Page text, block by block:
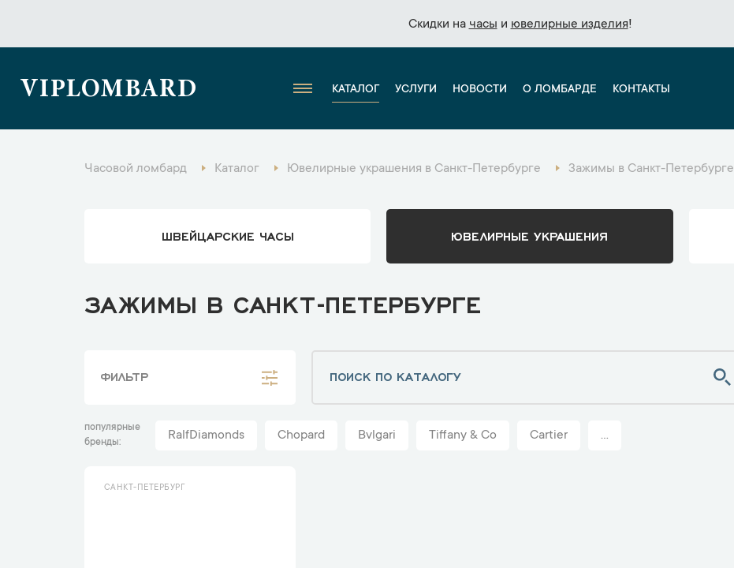
Скидки на часы и ювелирные изделия!
Скидки на часы и ювелирные изделия!
VIPLOMBARD КАТАЛОГ УСЛУГИ НОВОСТИ О ЛОМБАРДЕ КОНТАКТЫ
Часовой ломбард Каталог Ювелирные украшения в Санкт-Петербурге Зажимы в Санкт-Петербурге
ШВЕЙЦАРСКИЕ ЧАСЫ ЮВЕЛИРНЫЕ УКРАШЕНИЯ
ЗАЖИМЫ В САНКТ-ПЕТЕРБУРГЕ
ФИЛЬТР
популярные
бренды
RalfDiamonds Chopard Bvlgari Tiffany & Co Cartier ...
САНКТ-ПЕТЕРБУРГ